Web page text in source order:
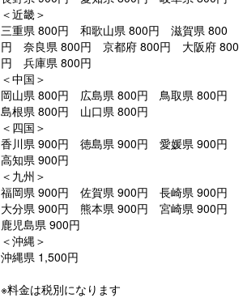
＜近畿＞
三重県 800円 和歌山県 800円 滋賀県 800
円 奈良県 800円 京都府 800円 大阪府 800
円 兵庫県 800円
＜中国＞
岡山県 800円 広島県 800円 鳥取県 800円
島根県 800円 山口県 800円
＜四国＞
香川県 900円 徳島県 900円 愛媛県 900円
高知県 900円
＜九州＞
福岡県 900円 佐賀県 900円 長崎県 900円
大分県 900円 熊本県 900円 宮崎県 900円
鹿児島県 900円
＜沖縄＞
沖縄県 1,500円
※料金は税別になります